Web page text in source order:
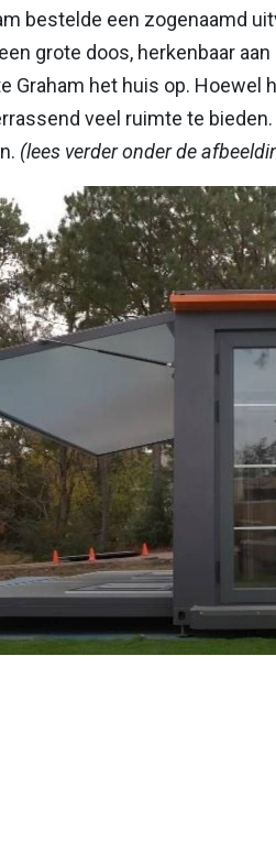
bestelde een zogenaamd
grote doos, herkenbaar
Graham het huis op. Hoewel
veel ruimte te
(lees verder onder de